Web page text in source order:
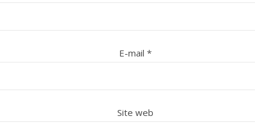
E-mail *
Site web